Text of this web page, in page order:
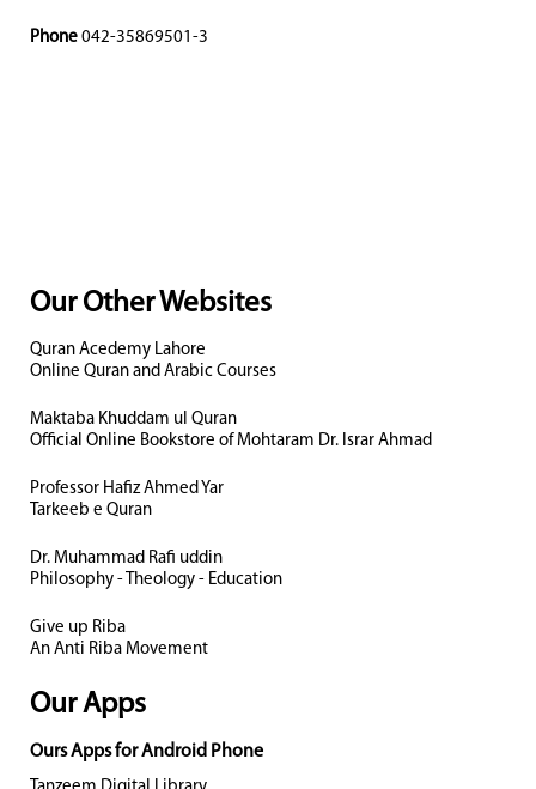
Phone 042-35869501-3
Our Other Websites
Quran Acedemy Lahore
Online Quran and Arabic Courses
Maktaba Khuddam ul Quran
Official Online Bookstore of Mohtaram Dr. Israr Ahmad
Professor Hafiz Ahmed Yar
Tarkeeb e Quran
Dr. Muhammad Rafi uddin
Philosophy - Theology - Education
Give up Riba
An Anti Riba Movement
Our Apps
Ours Apps for Android Phone